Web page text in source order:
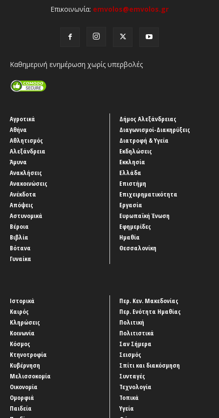
Επικοινωνία: emvolos@emvolos.gr
Καθημερινή ενημέρωση χωρίς υπερβολές
Αγροτικά
Αθήνα
Αθλητισμός
Αλεξάνδρεια
Άμυνα
Ανακλήσεις
Ανακοινώσεις
Ανέκδοτα
Απόψεις
Αστυνομικά
Βέροια
Βιβλία
Βότανα
Γυναίκα
Δήμος Αλεξάνδρειας
Διαγωνισμοί-Διακηρύξεις
Διατροφή & Υγεία
Εκδηλώσεις
Εκκλησία
Ελλάδα
Επιστήμη
Επιχειρηματικότητα
Εργασία
Ευρωπαϊκή Ένωση
Εφημερίδες
Ημαθία
Θεσσαλονίκη
Ιστορικά
Καιρός
Κληρώσεις
Κοινωνία
Κόσμος
Κτηνοτροφία
Κυβέρνηση
Μελισσοκομία
Οικονομία
Ομορφιά
Παιδεία
Περ. Κεν. Μακεδονίας
Περ. Ενότητα Ημαθίας
Πολιτική
Πολιτιστικά
Σαν Σήμερα
Σεισμός
Σπίτι και διακόσμηση
Συνταγές
Τεχνολογία
Τοπικά
Υγεία